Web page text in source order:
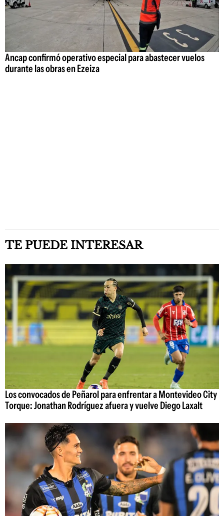
Ancap confirmó operativo especial para abastecer vuelos
durante las obras en Ezeiza
TE PUEDE INTERESAR
Los convocados de Peñarol para enfrentar a Montevideo City
Torque: Jonathan Rodríguez afuera y vuelve Diego Laxalt